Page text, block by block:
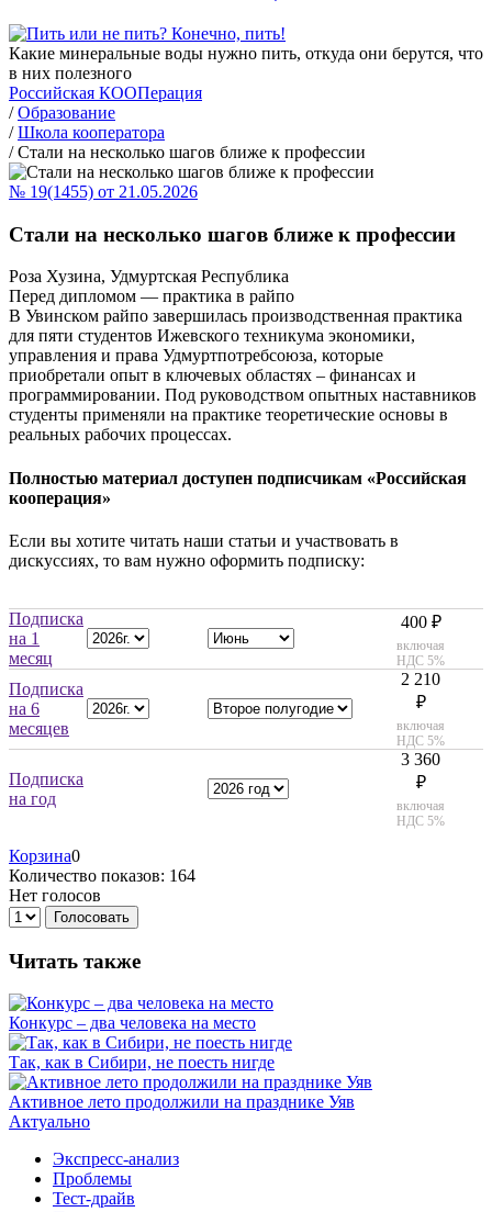
Какие минеральные воды нужно пить, откуда они берутся, что
в них полезного
Российская КООПерация
/ Образование
/ Школа кооператора
/ Стали на несколько шагов ближе к профессии
№ 19(1455) от 21.05.2026
Стали на несколько шагов ближе к профессии
Роза Хузина, Удмуртская Республика
Перед дипломом — практика в райпо
В Увинском райпо завершилась производственная практика
для пяти студентов Ижевского техникума экономики,
управления и права Удмуртпотребсоюза, которые
приобретали опыт в ключевых областях – финансах и
программировании. Под руководством опытных наставников
студенты применяли на практике теоретические основы в
реальных рабочих процессах.
Полностью материал доступен подписчикам «Российская
кооперация»
Если вы хотите читать наши статьи и участвовать в
дискуссиях, то вам нужно оформить подписку:
Подписка
на 1
месяц
400 ₽
включая
НДС 5%
Подписка
на 6
месяцев
2 210
₽
включая
НДС 5%
Подписка
на год
3 360
₽
включая
НДС 5%
Корзина0
Количество показов: 164
Нет голосов
Голосовать
Читать также
Конкурс – два человека на место
Так, как в Сибири, не поесть нигде
Активное лето продолжили на празднике Уяв
Актуально
Экспресс-анализ
Проблемы
Тест-драйв